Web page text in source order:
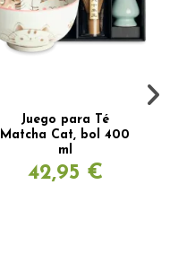
Juego para Té
Matcha Cat, bol 400
ml
42,95 €